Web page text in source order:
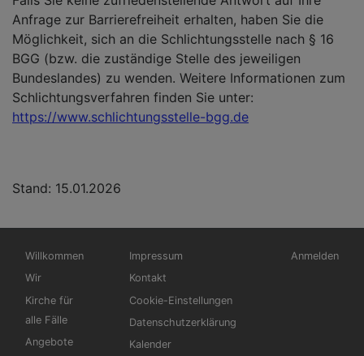
Anfrage zur Barrierefreiheit erhalten, haben Sie die
Möglichkeit, sich an die Schlichtungsstelle nach § 16
BGG (bzw. die zuständige Stelle des jeweiligen
Bundeslandes) zu wenden. Weitere Informationen zum
Schlichtungsverfahren finden Sie unter:
https://www.schlichtungsstelle-bgg.de
Stand: 15.01.2026
Hauptnavigation
Willkommen
Wir
Kirche für
alle Fälle
Angebote
Fußbereichsmenü
Impressum
Kontakt
Cookie-Einstellungen
Datenschutzerklärung
Kalender
Anmelden